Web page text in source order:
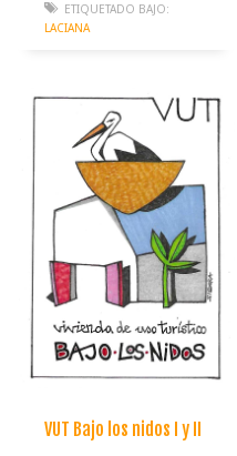
ETIQUETADO BAJO:
LACIANA
VUT Bajo los nidos I y II